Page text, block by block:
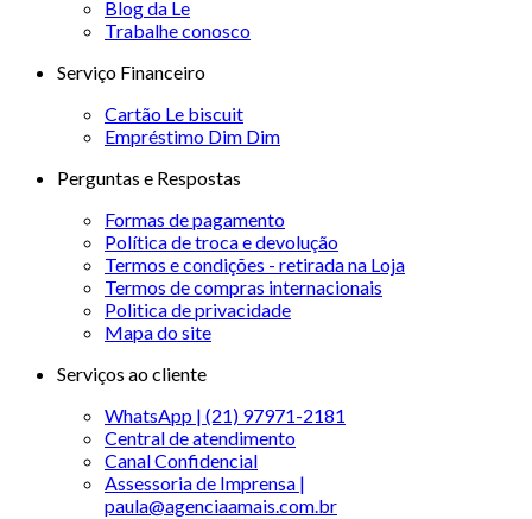
Blog da Le
Trabalhe conosco
Serviço Financeiro
Cartão Le biscuit
Empréstimo Dim Dim
Perguntas e Respostas
Formas de pagamento
Política de troca e devolução
Termos e condições - retirada na Loja
Termos de compras internacionais
Politica de privacidade
Mapa do site
Serviços ao cliente
WhatsApp | (21) 97971-2181
Central de atendimento
Canal Confidencial
Assessoria de Imprensa |
paula@agenciaamais.com.br